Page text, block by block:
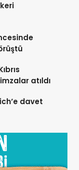
atıldı
davet